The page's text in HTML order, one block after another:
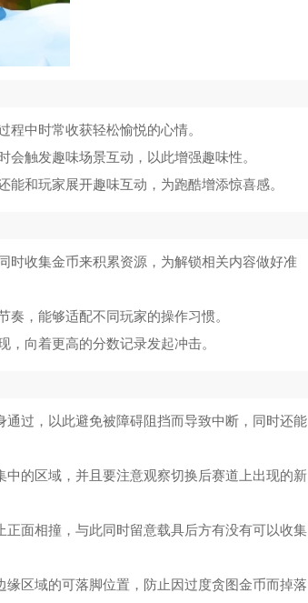
中时常收获轻松愉悦的心情。
触发趣味场景互动，以此增强趣味性。
和玩家展开趣味互动，为跑酷增添惊喜感。
时收集金币来积累资源，为解锁相关内容做好准
，能够适配不同玩家的操作习惯。
向着更高的分数记录发起冲击。
过，以此避免被障碍阻挡而导致中断，同时还能
的区域，并且要注意观察切换后赛道上出现的新
面相撞，与此同时留意载具后方有没有可以收集
区域的可落脚位置，防止因过度贪图金币而掉落